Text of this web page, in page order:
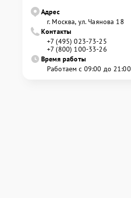
Адрес
г. Москва, ул. Чаянова 18
Контакты
+7 (495) 023-73-25
+7 (800) 100-33-26
Время работы
Работаем с 09:00 до 21:00